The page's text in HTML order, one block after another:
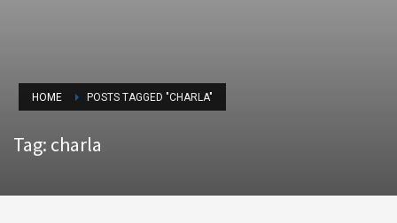
HOME POSTS TAGGED "CHARLA"
Tag: charla